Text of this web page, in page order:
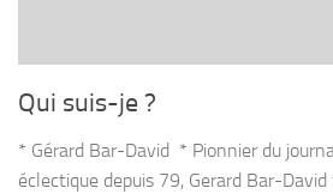
Qui suis-je ?
* Gérard Bar-David * Pionnier du
éclectique depuis 79, Gerard Bar-